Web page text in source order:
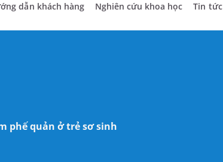
dẫn khách hàng Nghiên cứu khoa học Tin tức
phế quản ở trẻ sơ sinh